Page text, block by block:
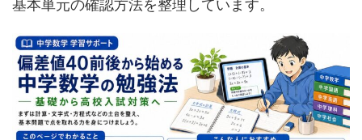
基本単元の確認方法を整理しています。